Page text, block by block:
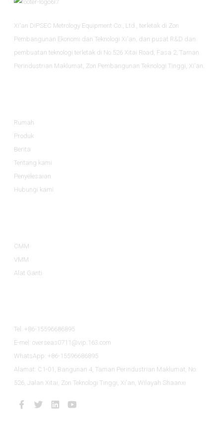
Matlamat kita? Untuk membantu pengeluar meningkatkan
kualiti tinggi tersebut dalam operasi mereka. Mari kita
Xi'an DIPSEC Metrology Equipment Co., Ltd., terletak di Zon
Pembangunan Ekonomi dan Teknologi Xi'an, dan pusat R&D dan
pembuatan teknologi terletak di No.526 Xitai Road, Fasa 2, Taman
Perindustrian Maklumat, Zon Pembangunan Teknologi Tinggi, Xi'an.
Rumah
Produk
Berita
Tentang kami
Penyelesaian
Hubungi kami
CMM
VMM
Alat Ganti
Tel: +86-15596686895
E-mel: overseas0711@vip.163.com
WhatsApp: +86-15596686895
Alamat: C1-01, Bangunan 4, Taman Perindustrian Maklumat, No.
526, Jalan Xitai, Zon Teknologi Tinggi, Xi'an, Wilayah Shaanxi